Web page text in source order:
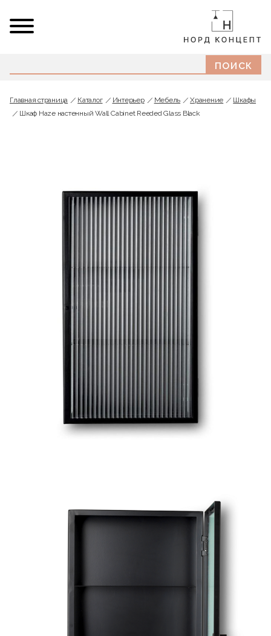
Главная страница Каталог Интерьер Мебель Хранение
Шкафы
Шкаф Haze настенный Wall Cabinet Reeded Glass Black